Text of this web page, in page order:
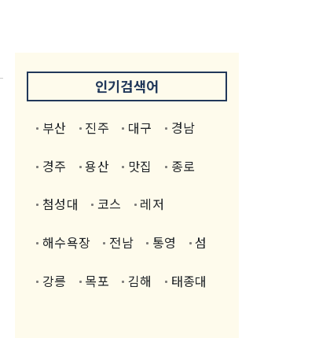
인기검색어
부산 진주 대구 경남
경주 용산 맛집 종로
첨성대 코스 레저
해수욕장 전남 통영 섬
강릉 목포 김해 태종대